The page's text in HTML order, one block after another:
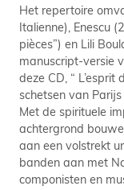
Het repertoire
Italienne), Enescu
pièces”) en Lili
manuscript-versie
deze CD, “
schetsen van
Met de spirituele
achtergrond
aan een volstrekt
banden aan met
componisten en